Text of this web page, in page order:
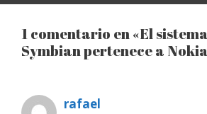
1 comentario en «El
Symbian pertenece a
rafael